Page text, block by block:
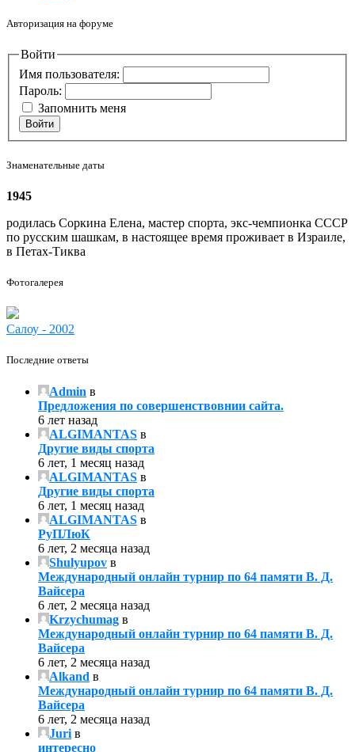
Авторизация на форуме
Войти
Имя пользователя:
Пароль:
Запомнить меня
Войти
Знаменательные даты
1945
родилась Соркина Елена, мастер спорта, экс-чемпионка СССР
по русским шашкам, в настоящее время проживает в Израиле,
в Петах-Тиква
Фотогалерея
Салоу - 2002
Последние ответы
Admin в
Предложения по совершенствовнии сайта.
6 лет назад
ALGIMANTAS в
Другие виды спорта
6 лет, 1 месяц назад
ALGIMANTAS в
Другие виды спорта
6 лет, 1 месяц назад
ALGIMANTAS в
РуПЛюК
6 лет, 2 месяца назад
Shulyupov в
Международный онлайн турнир по 64 памяти В. Д.
Вайсера
6 лет, 2 месяца назад
Krzychumag в
Международный онлайн турнир по 64 памяти В. Д.
Вайсера
6 лет, 2 месяца назад
Alkand в
Международный онлайн турнир по 64 памяти В. Д.
Вайсера
6 лет, 2 месяца назад
Juri в
интересно